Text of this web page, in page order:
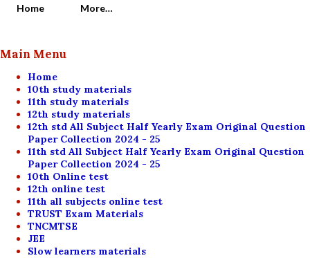
Home
More…
Main Menu
Home
10th study materials
11th study materials
12th study materials
12th std All Subject Half Yearly Exam Original Question
Paper Collection 2024 - 25
11th std All Subject Half Yearly Exam Original Question
Paper Collection 2024 - 25
10th Online test
12th online test
11th all subjects online test
TRUST Exam Materials
TNCMTSE
JEE
Slow learners materials